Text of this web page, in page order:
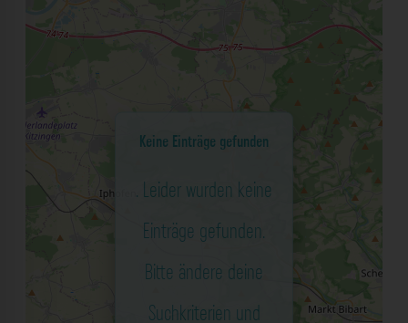
Keine Einträge gefunden
. Leider wurden keine
Einträge gefunden.
Bitte ändere deine
Suchkriterien und